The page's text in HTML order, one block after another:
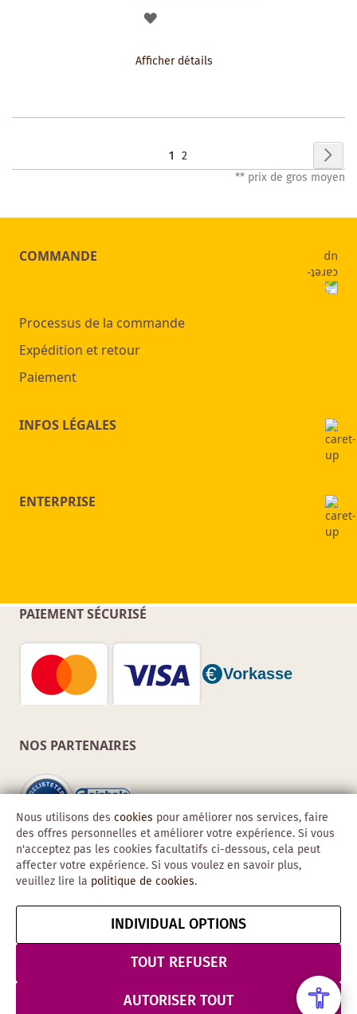
AJOUTER
SOUHAITS
Afficher détails
Page
Vous
1 Page
2
** prix de gros moyen
COMMANDE
Processus de la commande
Expédition et retour
Paiement
INFOS LÉGALES
ENTERPRISE
PAIEMENT SÉCURISÉ
NOS PARTENAIRES
Copyright © 2026 Obadis GmbH
MentionsCGVConfidentialité
& Sécurité
Résilier le contrat
Nous utilisons des cookies pour améliorer nos services, faire
des offres personnelles et améliorer votre expérience. Si vous
n'acceptez pas les cookies facultatifs ci-dessous, cela peut
affecter votre expérience. Si vous voulez en savoir plus,
veuillez lire la politique de cookies.
INDIVIDUAL OPTIONS
TOUT REFUSER
AUTORISER TOUT